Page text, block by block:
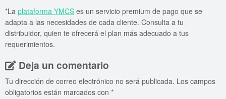
*La plataforma YMCS es un servicio premium de pago que se
adapta a las necesidades de cada cliente. Consulta a tu
distribuidor, quien te ofrecerá el plan más adecuado a tus
requerimientos.
Deja un comentario
Tu dirección de correo electrónico no será publicada. Los campos
obligatorios están marcados con *